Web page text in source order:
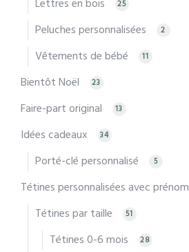
Lettres en bois 25
Peluches personnalisées 2
Vêtements de bébé 11
Bientôt Noël 23
Faire-part original 13
Idées cadeaux 34
Porté-clé personnalisé 5
Tétines personnalisées avec prénom
Tétines par taille 51
Tétines 0-6 mois 28